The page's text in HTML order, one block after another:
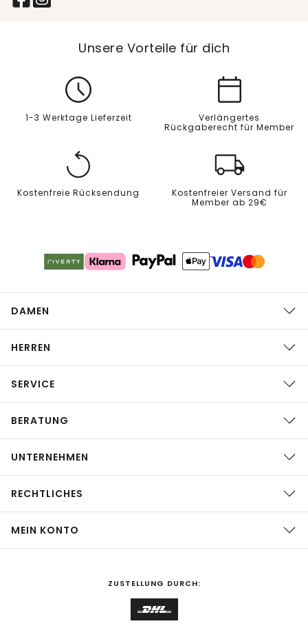
Unsere Vorteile für dich
1-3 Werktage Lieferzeit
Verlängertes
Rückgaberecht für Member
Kostenfreie Rücksendung
Kostenfreier Versand für
Member ab 29€
DAMEN
HERREN
SERVICE
BERATUNG
UNTERNEHMEN
RECHTLICHES
MEIN KONTO
ZUSTELLUNG DURCH: